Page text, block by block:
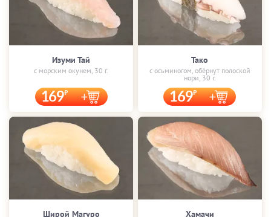
Изуми Тай
с морским окунем, 30 г.
169
Тако
с осьминогом, обёрнут полоской
нори, 30 г.
169
Широй Магуро Хамачи